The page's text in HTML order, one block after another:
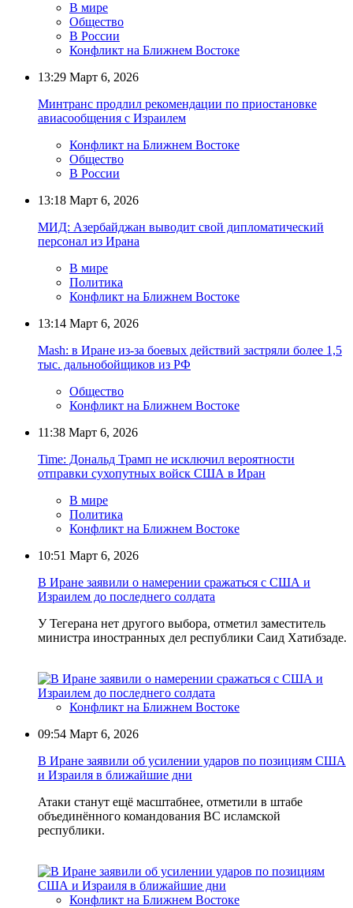
В мире
Общество
В России
Конфликт на Ближнем Востоке
13:29 Март 6, 2026
Минтранс продлил рекомендации по приостановке
авиасообщения с Израилем
Конфликт на Ближнем Востоке
Общество
В России
13:18 Март 6, 2026
МИД: Азербайджан выводит свой дипломатический
персонал из Ирана
В мире
Политика
Конфликт на Ближнем Востоке
13:14 Март 6, 2026
Mash: в Иране из-за боевых действий застряли более 1,5
тыс. дальнобойщиков из РФ
Общество
Конфликт на Ближнем Востоке
11:38 Март 6, 2026
Time: Дональд Трамп не исключил вероятности
отправки сухопутных войск США в Иран
В мире
Политика
Конфликт на Ближнем Востоке
10:51 Март 6, 2026
В Иране заявили о намерении сражаться с США и
Израилем до последнего солдата
У Тегерана нет другого выбора, отметил заместитель
министра иностранных дел республики Саид Хатибзаде.
Конфликт на Ближнем Востоке
09:54 Март 6, 2026
В Иране заявили об усилении ударов по позициям США
и Израиля в ближайшие дни
Атаки станут ещё масштабнее, отметили в штабе
объединённого командования ВС исламской
республики.
Конфликт на Ближнем Востоке